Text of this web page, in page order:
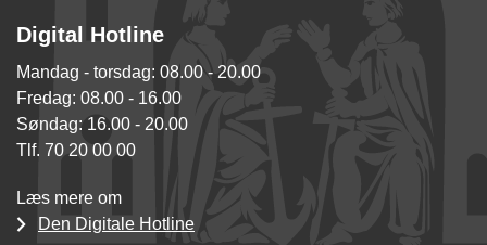
Digital Hotline
Mandag - torsdag: 08.00 - 20.00
Fredag: 08.00 - 16.00
Søndag: 16.00 - 20.00
Tlf. 70 20 00 00
Læs mere om
Den Digitale Hotline